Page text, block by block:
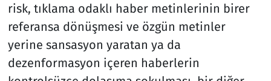
risk, tıklama odaklı haber metinlerinin birer
referansa dönüşmesi ve özgün metinler
yerine sansasyon yaratan ya da
dezenformasyon içeren haberlerin